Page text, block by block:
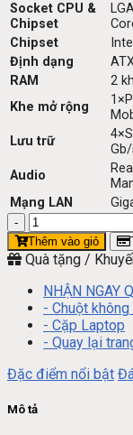
Socket CPU &
Chipset
Chipset
Định dạng
RAM
2
Khe mở rộng
Lưu trữ
Audio
Mạng LAN
Main
Gigabyte
GA-
D3
số
lượng
Thêm vào giỏ
Quà tặng /
NHẬN NGAY
- Chuột không
- Cặp Laptop
- Quay lại
Đặc điểm nổi bật
Mô tả